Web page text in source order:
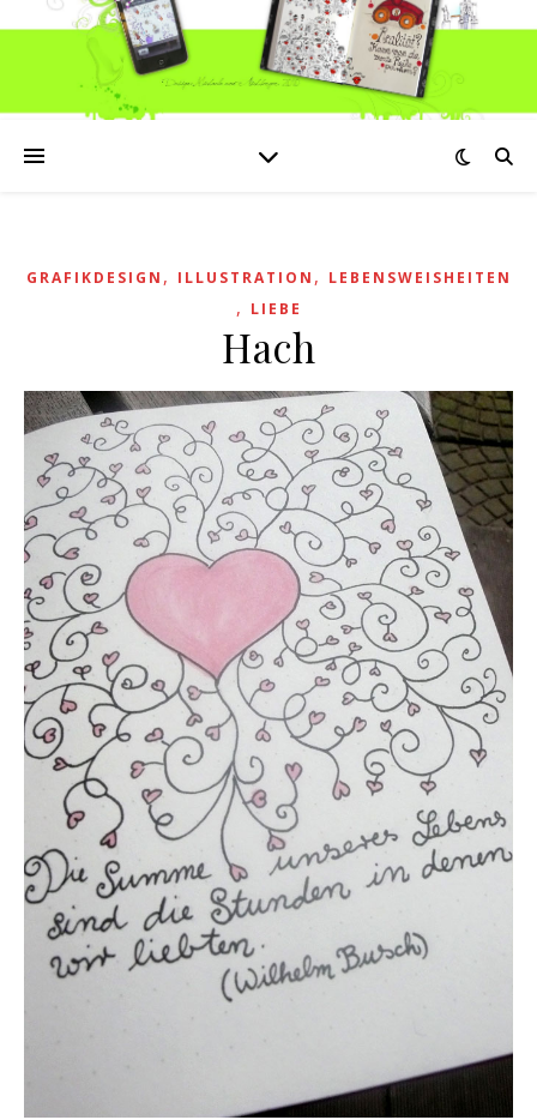
GRAFIKDESIGN , ILLUSTRATION , LEBENSWEISHEITEN
, LIEBE
Hach